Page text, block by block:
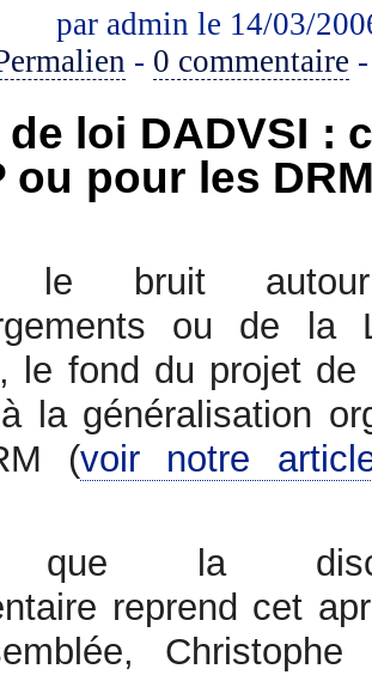
par admin le 14/03/
- 0 commentaire
loi DADVSI :
ou pour les
le bruit
ou de la
le fond du projet de
la généralisation
(voir notre
que la
reprend cet
Christophe